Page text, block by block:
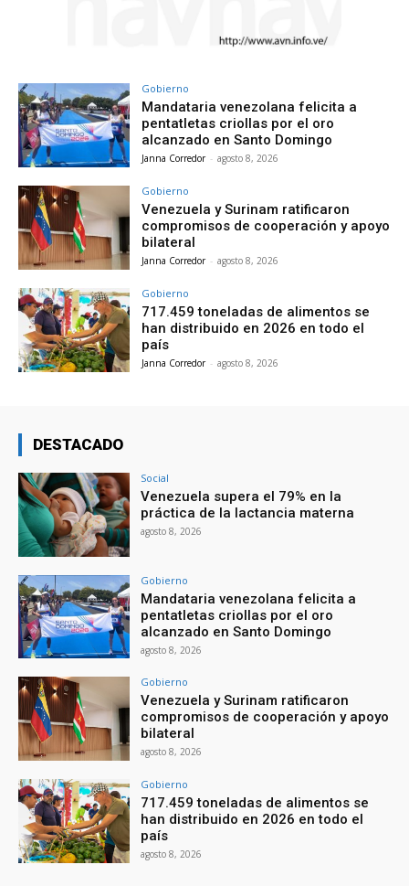
Gobierno
Mandataria venezolana felicita a
pentatletas criollas por el oro
alcanzado en Santo Domingo
Janna Corredor - agosto 8, 2026
Gobierno
Venezuela y Surinam ratificaron
compromisos de cooperación y apoyo
bilateral
Janna Corredor - agosto 8, 2026
Gobierno
717.459 toneladas de alimentos se
han distribuido en 2026 en todo el
país
Janna Corredor - agosto 8, 2026
DESTACADO
Social
Venezuela supera el 79% en la
práctica de la lactancia materna
agosto 8, 2026
Gobierno
Mandataria venezolana felicita a
pentatletas criollas por el oro
alcanzado en Santo Domingo
agosto 8, 2026
Gobierno
Venezuela y Surinam ratificaron
compromisos de cooperación y apoyo
bilateral
agosto 8, 2026
Gobierno
717.459 toneladas de alimentos se
han distribuido en 2026 en todo el
país
agosto 8, 2026